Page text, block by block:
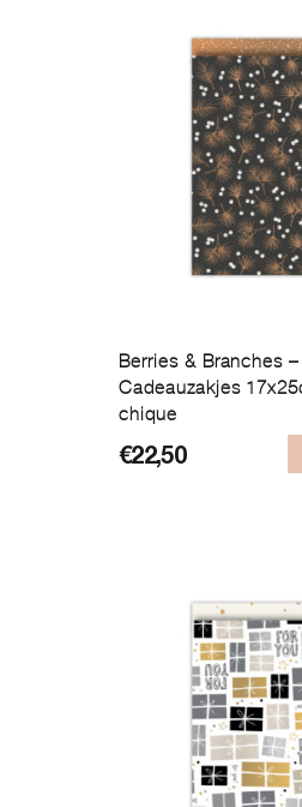
Berries & Branches –
Cadeauzakjes
chique
€22,50